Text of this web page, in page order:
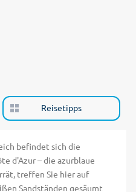
Reisetipps
befindet sich die
d'Azur – die azurblaue
treffen Sie hier auf
Sandständen gesäumt